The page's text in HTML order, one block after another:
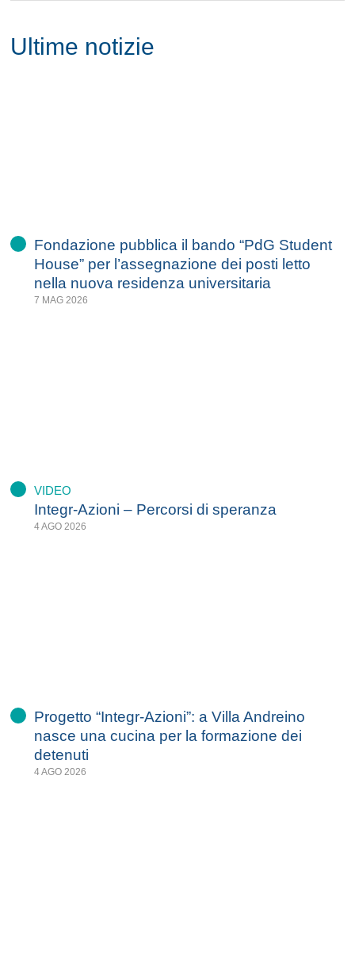
Ultime notizie
Fondazione pubblica il bando “PdG Student
House” per l’assegnazione dei posti letto
nella nuova residenza universitaria
7 MAG 2026
VIDEO
Integr-Azioni – Percorsi di speranza
4 AGO 2026
Progetto “Integr-Azioni”: a Villa Andreino
nasce una cucina per la formazione dei
detenuti
4 AGO 2026